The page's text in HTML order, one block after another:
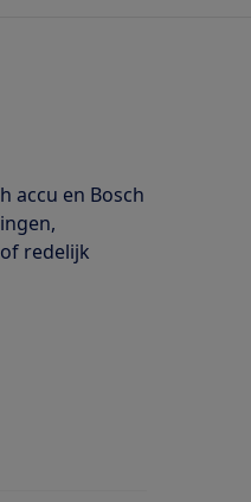
accu en Bosch
redelijk